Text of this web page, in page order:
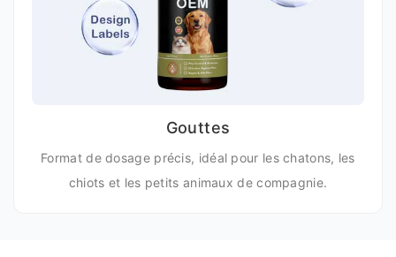
Gouttes
Format de dosage précis, idéal pour les chatons, les
chiots et les petits animaux de compagnie.